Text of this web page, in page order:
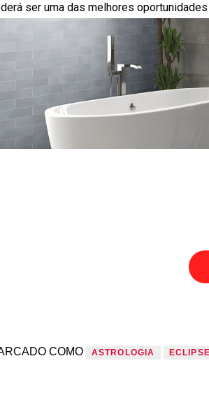
ser uma das melhores
COMO ASTROLOGIA ECLIPSE